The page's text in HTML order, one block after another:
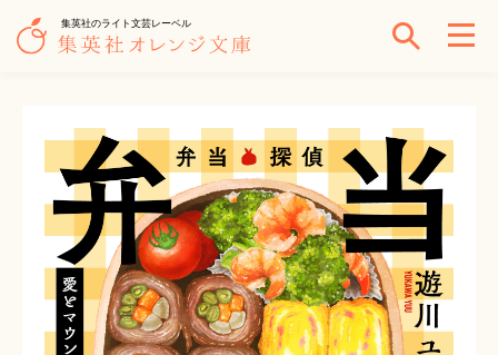
集英社のライト文芸レーベル